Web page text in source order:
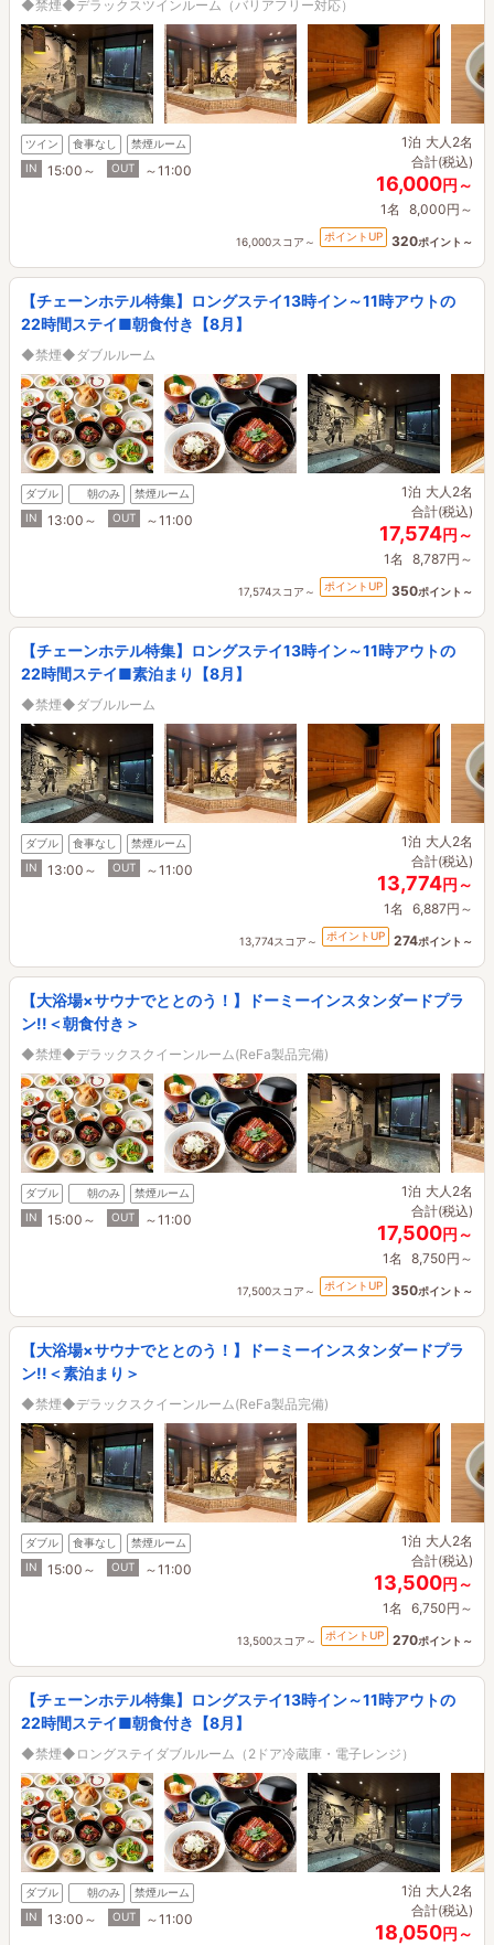
◆禁煙◆デラックスツインルーム（バリアフリー対応）
ツイン 食事なし
禁煙ルーム
IN
15:00～ OUT ～11:00
1泊 大人2名
合計(税込)
16,000円～
1名 8,000円～
16,000スコア～ ポイントUP 320ポイント～
【チェーンホテル特集】ロングステイ13時イン～11時アウトの
22時間ステイ■朝食付き【8月】
◆禁煙◆ダブルルーム
ダブル 朝のみ
禁煙ルーム
IN
13:00～ OUT ～11:00
1泊 大人2名
合計(税込)
17,574円～
1名 8,787円～
17,574スコア～ ポイントUP 350ポイント～
【チェーンホテル特集】ロングステイ13時イン～11時アウトの
22時間ステイ■素泊まり【8月】
◆禁煙◆ダブルルーム
ダブル 食事なし
禁煙ルーム
IN
13:00～ OUT ～11:00
1泊 大人2名
合計(税込)
13,774円～
1名 6,887円～
13,774スコア～ ポイントUP 274ポイント～
【大浴場×サウナでととのう！】ドーミーインスタンダードプラ
ン!!＜朝食付き＞
◆禁煙◆デラックスクイーンルーム(ReFa製品完備)
ダブル 朝のみ
禁煙ルーム
IN
15:00～ OUT ～11:00
1泊 大人2名
合計(税込)
17,500円～
1名 8,750円～
17,500スコア～ ポイントUP 350ポイント～
【大浴場×サウナでととのう！】ドーミーインスタンダードプラ
ン!!＜素泊まり＞
◆禁煙◆デラックスクイーンルーム(ReFa製品完備)
ダブル 食事なし
禁煙ルーム
IN
15:00～ OUT ～11:00
1泊 大人2名
合計(税込)
13,500円～
1名 6,750円～
13,500スコア～ ポイントUP 270ポイント～
【チェーンホテル特集】ロングステイ13時イン～11時アウトの
22時間ステイ■朝食付き【8月】
◆禁煙◆ロングステイダブルルーム（2ドア冷蔵庫・電子レンジ）
ダブル 朝のみ
禁煙ルーム
IN
13:00～ OUT ～11:00
1泊 大人2名
合計(税込)
18,050円～